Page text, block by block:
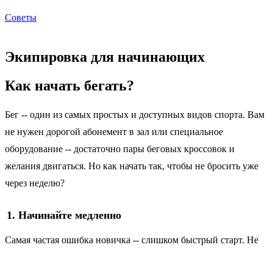
Советы
Экипировка для начинающих
Как начать бегать?
Бег -- один из самых простых и доступных видов спорта. Вам
не нужен дорогой абонемент в зал или специальное
оборудование -- достаточно пары беговых кроссовок и
желания двигаться. Но как начать так, чтобы не бросить уже
через неделю?
1. Начинайте медленно
Самая частая ошибка новичка -- слишком быстрый старт. Не